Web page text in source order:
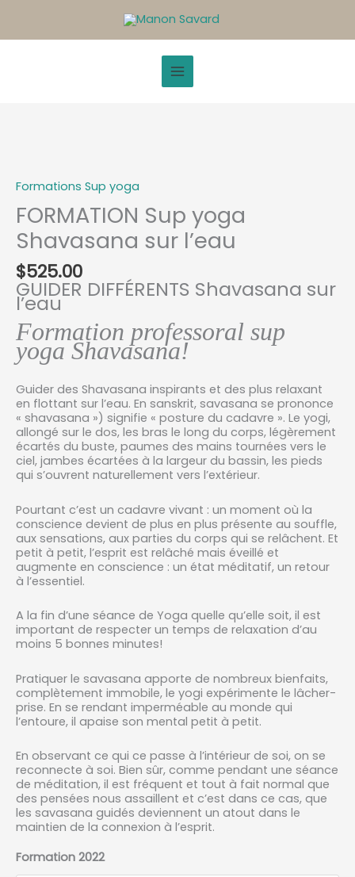
Formations Sup yoga
FORMATION Sup yoga
Shavasana sur l’eau
$525.00
GUIDER DIFFÉRENTS Shavasana sur
l’eau
Formation professoral sup
yoga Shavasana!
Guider des Shavasana inspirants et des plus relaxant
en flottant sur l’eau. En sanskrit, savasana se prononce
« shavasana ») signifie « posture du cadavre ». Le yogi,
allongé sur le dos, les bras le long du corps, légèrement
écartés du buste, paumes des mains tournées vers le
ciel, jambes écartées à la largeur du bassin, les pieds
qui s’ouvrent naturellement vers l’extérieur.
Pourtant c’est un cadavre vivant : un moment où la
conscience devient de plus en plus présente au souffle,
aux sensations, aux parties du corps qui se relâchent. Et
petit à petit, l’esprit est relâché mais éveillé et
augmente en conscience : un état méditatif, un retour
à l’essentiel.
A la fin d’une séance de Yoga quelle qu’elle soit, il est
important de respecter un temps de relaxation d’au
moins 5 bonnes minutes!
Pratiquer le savasana apporte de nombreux bienfaits,
complètement immobile, le yogi expérimente le lâcher-
prise. En se rendant imperméable au monde qui
l’entoure, il apaise son mental petit à petit.
En observant ce qui ce passe à l’intérieur de soi, on se
reconnecte à soi. Bien sûr, comme pendant une séance
de méditation, il est fréquent et tout à fait normal que
des pensées nous assaillent et c’est dans ce cas, que
les savasana guidés deviennent un atout dans le
maintien de la connexion à l’esprit.
Formation 2022
FORMATION
Sup
yoga
Shavasana
sur
l'eau